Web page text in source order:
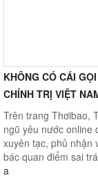
KHÔNG CÓ CÁI
CHÍNH TRỊ VIỆT
Trên trang Thơibao,
ngũ yêu nước online
xuyên tạc, phủ nhận
bác quan điểm sai
a